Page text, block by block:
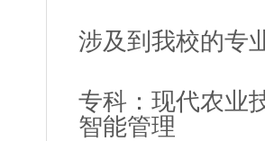
涉及到我校的专
专科：现代农业
智能管理